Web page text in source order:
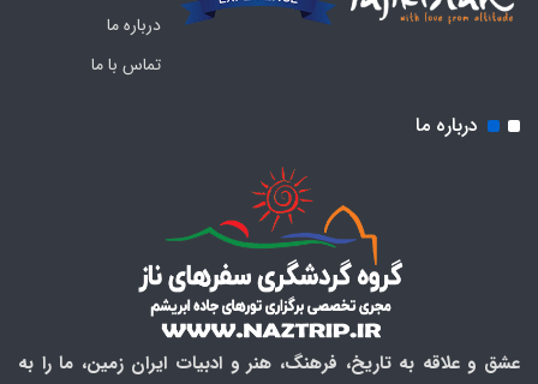
درباره ما
تماس با ما
درباره ما
عشق و علاقه به تاریخ، فرهنگ، هنر و ادبیات ایران زمین، ما را به